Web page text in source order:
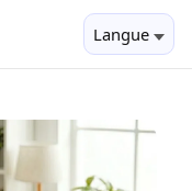
Langue